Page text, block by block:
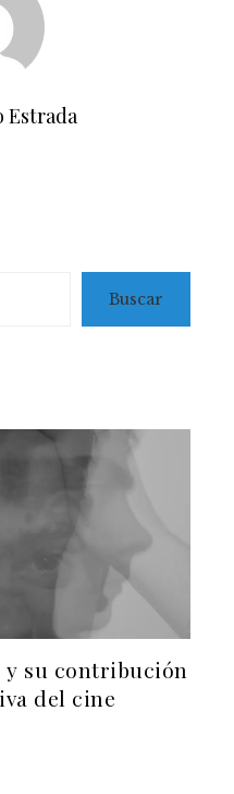
Estrada
Buscar
y su contribución
del cine